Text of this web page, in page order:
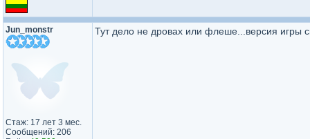
Jun_monstr
Стаж: 17 лет 3 мес.
Сообщений: 206
Тут дело не дровах или флеше...версия игры